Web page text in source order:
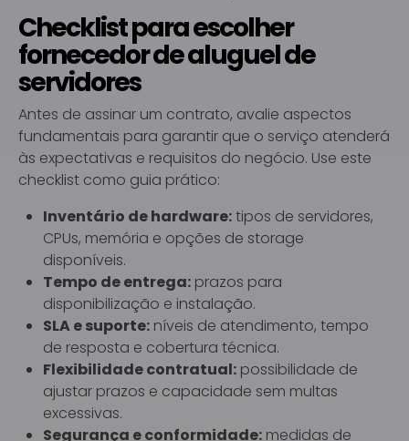
Checklist para escolher
fornecedor de aluguel de
servidores
Antes de assinar um contrato, avalie aspectos
fundamentais para garantir que o serviço atenderá
às expectativas e requisitos do negócio. Use este
checklist como guia prático:
Inventário de hardware:tipos de servidores,
CPUs, memória e opções de storage
disponíveis.
Tempo de entrega: prazos para
disponibilização e instalação.
SLA e suporte: níveis de atendimento, tempo
de resposta e cobertura técnica.
Flexibilidade contratual: possibilidade de
ajustar prazos e capacidade sem multas
excessivas.
Segurança e conformidade: medidas de